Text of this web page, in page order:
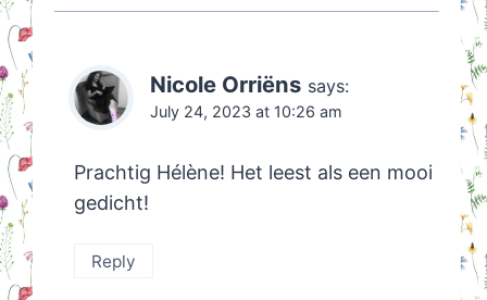
Nicole Orriëns says:
July 24, 2023 at 10:26 am
Prachtig Hélène! Het leest als een mooi
gedicht!
Reply